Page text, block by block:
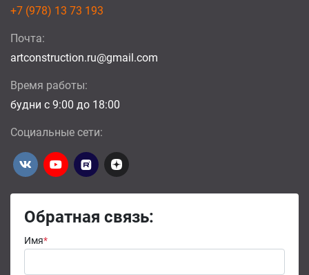
+7 (978) 13 73 193
Почта:
artconstruction.ru@gmail.com
Время работы:
будни с 9:00 до 18:00
Социальные сети:
Обратная связь:
Имя*